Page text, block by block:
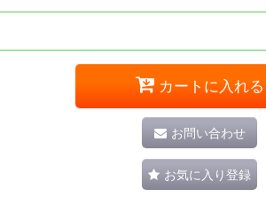
カートに入れる
お問い合わせ
お気に入り登録